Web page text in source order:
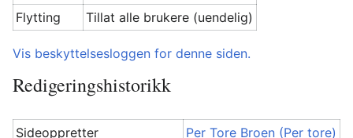
Flytting
Tillat alle brukere (uendelig)
Vis beskyttelsesloggen for denne siden.
Redigeringshistorikk
Sideoppretter
Per Tore Broen (Per tore)